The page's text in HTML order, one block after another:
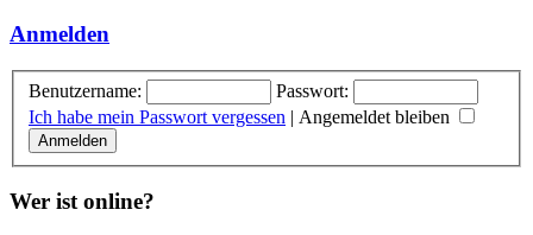
Anmelden
Benutzername:
Passwort:
Ich habe mein Passwort vergessen | Angemeldet bleiben
Wer ist online?